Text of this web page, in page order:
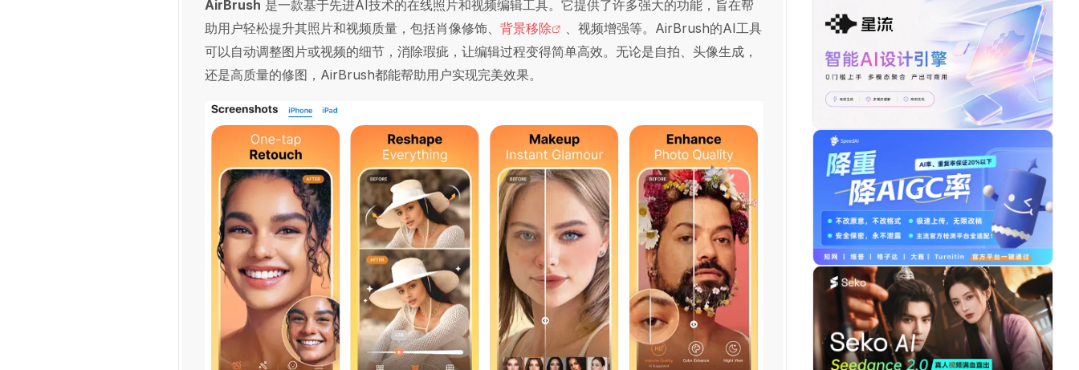
AirBrush 是一款基于先进AI技术的在线照片和视频编辑工具。它提供了许多强大的功能，旨在帮
助用户轻松提升其照片和视频质量，包括肖像修饰、 背景移除
、视频增强等。AirBrush的AI工具
可以自动调整图片或视频的细节，消除瑕疵，让编辑过程变得简单高效。无论是自拍、头像生成，
还是高质量的修图，AirBrush都能帮助用户实现完美效果。